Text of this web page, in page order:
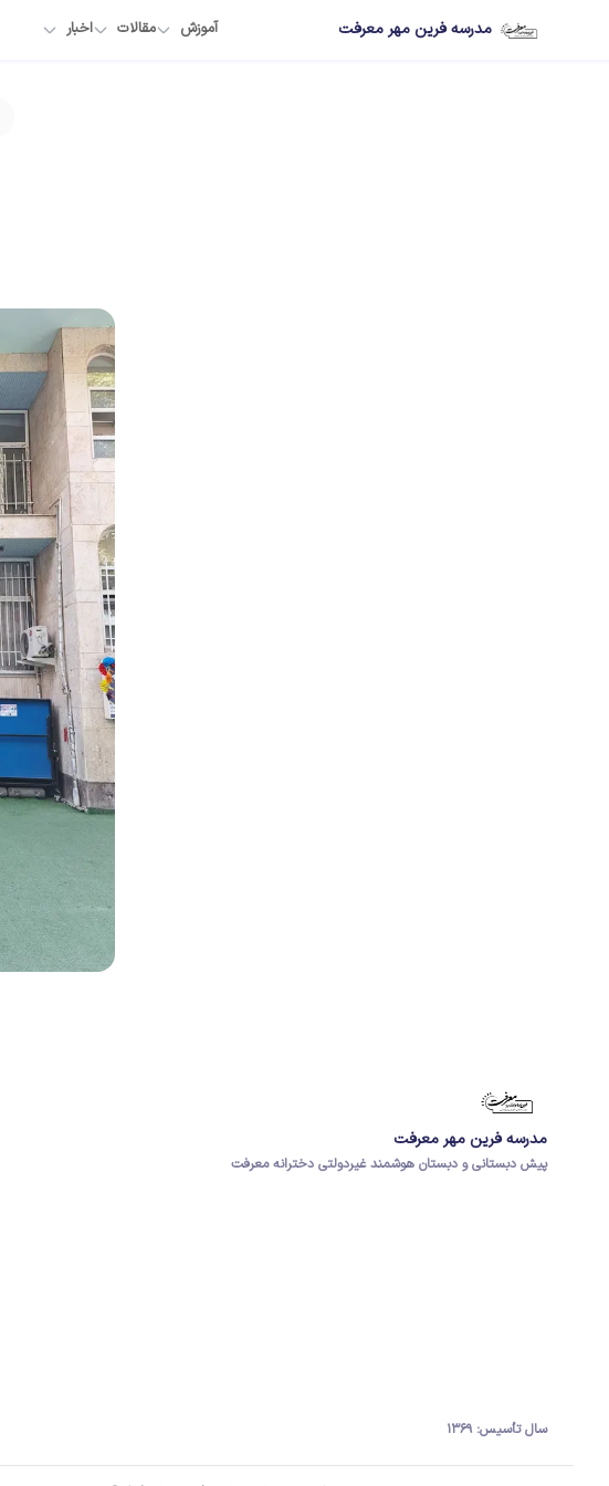
مدرسه فرین مهر معرفت آموزش مقالات اخبار
مدرسه فرین مهر معرفت
پیش دبستانی و دبستان هوشمند غیردولتی دخترانه معرفت
سال تأسیس: ۱۳۶۹